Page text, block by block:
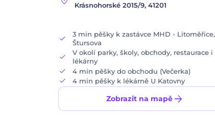
Krásnohorské 2015/9, 41201
check
3 min pěšky k zastávce MHD - Litoměřice,
Štursova
check
V okolí parky, školy, obchody, restaurace i
lékárny
check 4 min pěšky do obchodu (Večerka)
check 4 min pěšky k lékárně U Katovny
Zobrazit na mapěarrow_forward